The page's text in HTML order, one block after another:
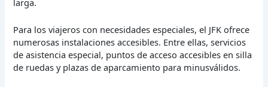
larga.
Para los viajeros con necesidades especiales, el JFK ofrece
numerosas instalaciones accesibles. Entre ellas, servicios
de asistencia especial, puntos de acceso accesibles en silla
de ruedas y plazas de aparcamiento para minusválidos.